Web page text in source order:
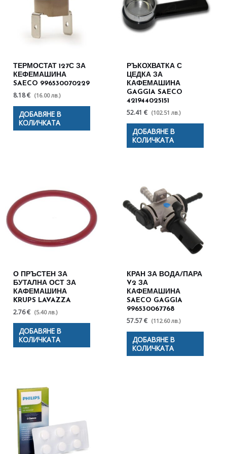
ТЕРМОСТАТ 127С ЗА
КЕФЕМАШИНА
SAECO 996530070229
8.18 € (16.00 лв.)
ДОБАВЯНЕ В
КОЛИЧКАТА
РЪКОХВАТКА С
ЦЕДКА ЗА
КАФЕМАШИНА
GAGGIA SAECO
421944025151
52.41 € (102.51 лв.)
ДОБАВЯНЕ В
КОЛИЧКАТА
О ПРЪСТЕН ЗА
БУТАЛНА ОСТ ЗА
КАФЕМАШИНА
KRUPS LAVAZZA
2.76 € (5.40 лв.)
ДОБАВЯНЕ В
КОЛИЧКАТА
КРАН ЗА ВОДА/ПАРА
V2 ЗА
КАФЕМАШИНА
SAECO GAGGIA
996530067768
57.57 € (112.60 лв.)
ДОБАВЯНЕ В
КОЛИЧКАТА